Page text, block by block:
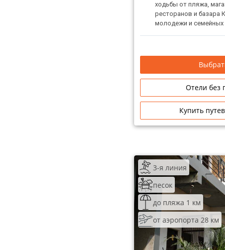
ходьбы от пляжа,
ресторанов и базара
молодежи и семейных
Отели без
Купить
3-я линия
песок
до пляжа 1 км
от аэропорта 28 км